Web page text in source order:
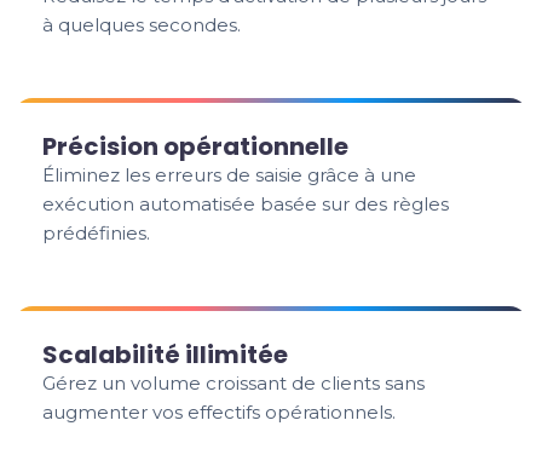
à quelques secondes.
Précision opérationnelle
Éliminez les erreurs de saisie grâce à une
exécution automatisée basée sur des règles
prédéfinies.
Scalabilité illimitée
Gérez un volume croissant de clients sans
augmenter vos effectifs opérationnels.